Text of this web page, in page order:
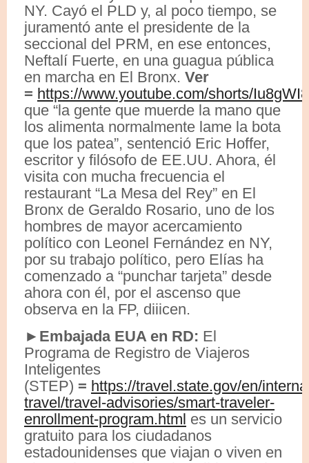
NY. Cayó el PLD y, al poco tiempo, se
juramentó ante el presidente de la
seccional del PRM, en ese entonces,
Neftalí Fuerte, en una guagua pública
en marcha en El Bronx. Ver
= https://www.youtube.com/shorts/
que “la gente que muerde la mano que
los alimenta normalmente lame la bota
que los patea”, sentenció Eric Hoffer,
escritor y filósofo de EE.UU. Ahora, él
visita con mucha frecuencia el
restaurant “La Mesa del Rey” en El
Bronx de Geraldo Rosario, uno de los
hombres de mayor acercamiento
político con Leonel Fernández en NY,
por su trabajo político, pero Elías ha
comenzado a “punchar tarjeta” desde
ahora con él, por el ascenso que
observa en la FP, diiicen.
►Embajada EUA en RD: El
Programa de Registro de Viajeros
Inteligentes
(STEP) = https://travel.state.gov/en/
travel/travel-advisories/smart-traveler-
enrollment-program.html es un servicio
gratuito para los ciudadanos
estadounidenses que viajan o viven en